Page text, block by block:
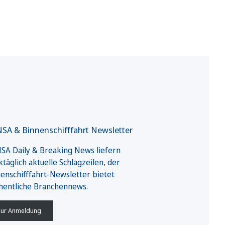
& Binnenschifffahrt Newsletter
Daily & Breaking News liefern
aktuelle Schlagzeilen, der
Newsletter bietet
Branchennews.
Anmeldung